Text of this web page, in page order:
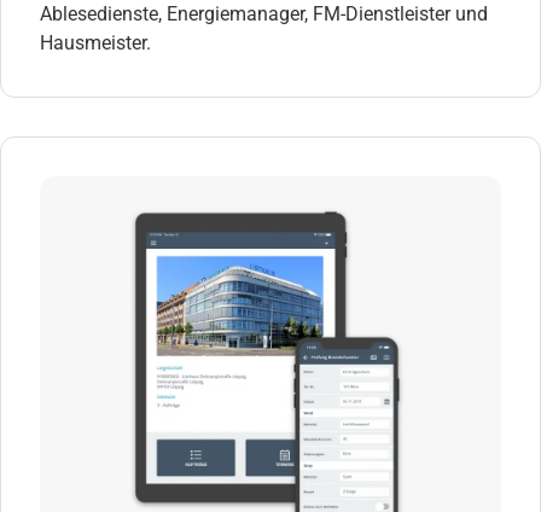
Ablesedienste, Energiemanager, FM-Dienstleister und
Hausmeister.